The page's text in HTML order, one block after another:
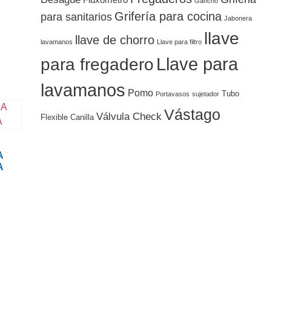
para sanitarios Grifería para cocina Jabonera
lavamanos llave de chorro Llave para filtro llave
para fregadero Llave para
lavamanos Pomo Portavasos sujetador Tubo
Flexible Canilla Válvula Check Vástago